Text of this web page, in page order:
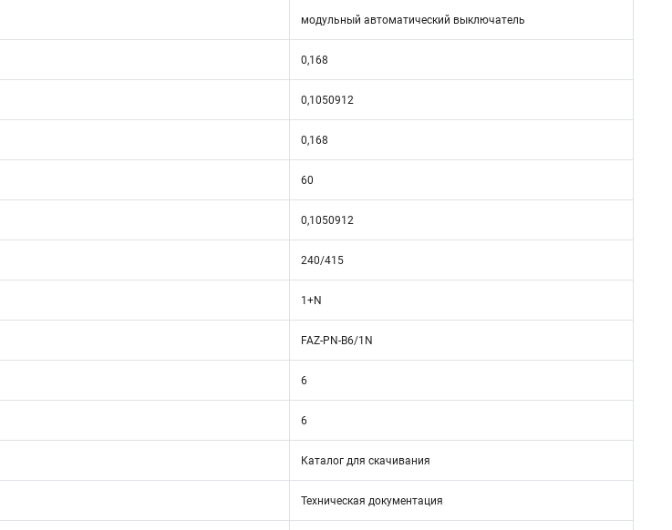
модульный автоматический выключатель
0,168
0,1050912
0,168
60
0,1050912
240/415
1+N
FAZ-PN-B6/1N
6
6
Каталог для скачивания
Техническая документация